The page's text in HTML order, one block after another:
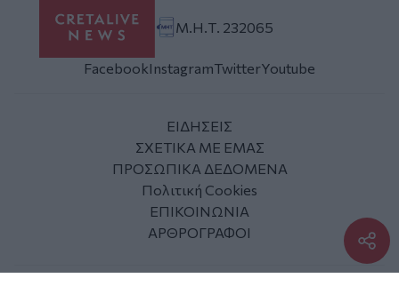
Μ.Η.Τ. 232065
FacebookInstagramTwitterYoutube
ΕΙΔΗΣΕΙΣ
ΣΧΕΤΙΚΑ ΜΕ ΕΜΑΣ
ΠΡΟΣΩΠΙΚΑ ΔΕΔΟΜΕΝΑ
Πολιτική Cookies
ΕΠΙΚΟΙΝΩΝΙΑ
ΑΡΘΡΟΓΡΑΦΟΙ